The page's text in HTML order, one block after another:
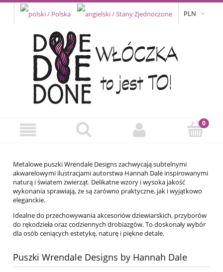
PLN
Metalowe puszki Wrendale Designs zachwycają subtelnymi
akwarelowymi ilustracjami autorstwa Hannah Dale inspirowanymi
naturą i światem zwierząt. Delikatne wzory i wysoka jakość
wykonania sprawiają, że są zarówno praktyczne, jak i wyjątkowo
eleganckie.
Idealne do przechowywania akcesoriów dziewiarskich, przyborów
do rękodzieła oraz codziennych drobiazgów. To doskonały wybór
dla osób ceniących estetykę, naturę i piękne detale.
Puszki Wrendale Designs by Hannah Dale